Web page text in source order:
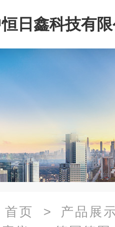
日鑫科技有
首页 > 产品展